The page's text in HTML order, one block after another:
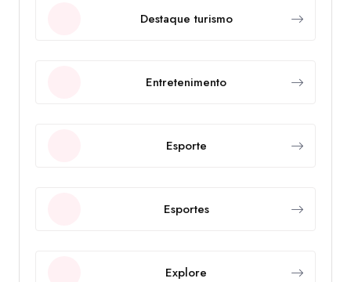
Destaque turismo
Entretenimento
Esporte
Esportes
Explore